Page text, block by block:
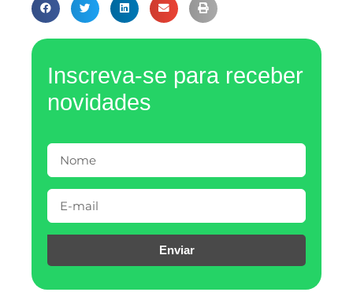
Inscreva-se para receber
novidades
Enviar